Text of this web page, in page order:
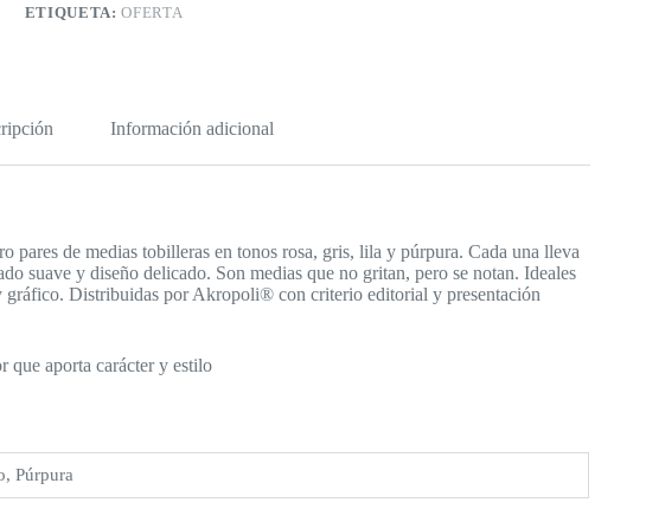
ETIQUETA:OFERTA
Información adicional
pares de medias tobilleras en tonos rosa, gris, lila y púrpura. Cada una lleva
suave y diseño delicado. Son medias que no gritan, pero se notan. Ideales
gráfico. Distribuidas por Akropoli® con criterio editorial y presentación
que aporta carácter y estilo
Púrpura